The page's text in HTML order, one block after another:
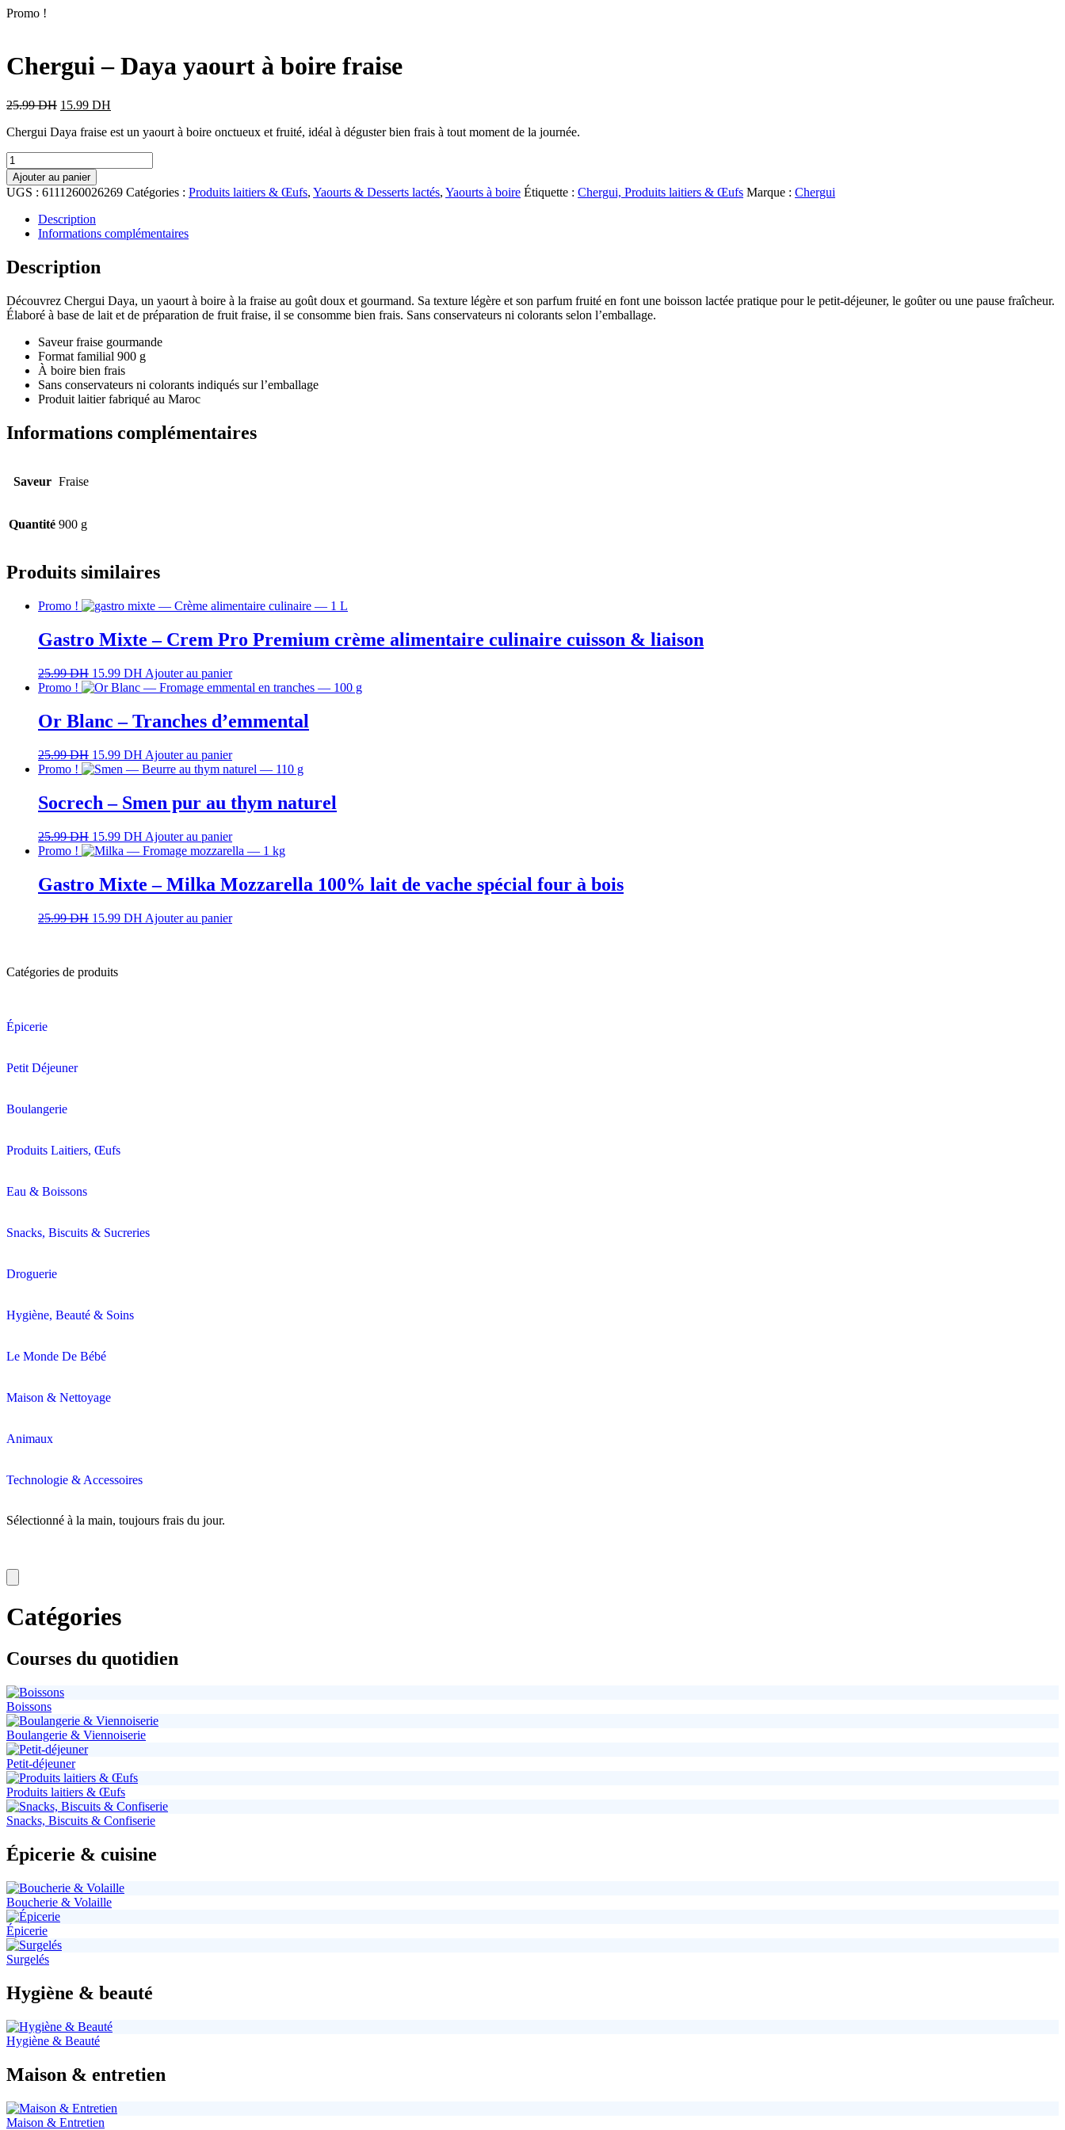
Promo !
Chergui – Daya yaourt à boire fraise
25.99DH 15.99 DH
Chergui Daya fraise est un yaourt à boire onctueux et fruité, idéal à déguster bien frais à tout moment de la journée.
Ajouter au panier
UGS : 6111260026269 Catégories : Produits laitiers & Œufs, Yaourts & Desserts lactés, Yaourts à boire Étiquette : Chergui, Produits laitiers & Œufs Marque : Chergui
Description
Informations complémentaires
Description
Découvrez Chergui Daya, un yaourt à boire à la fraise au goût doux et gourmand. Sa texture légère et son parfum fruité en font une boisson lactée pratique pour le petit-déjeuner, le goûter ou une pause fraîcheur.
Élaboré à base de lait et de préparation de fruit fraise, il se consomme bien frais. Sans conservateurs ni colorants selon l’emballage.
Saveur fraise gourmande
Format familial 900 g
À boire bien frais
Sans conservateurs ni colorants indiqués sur l’emballage
Produit laitier fabriqué au Maroc
Informations complémentaires
Saveur Fraise
Quantité 900 g
Produits similaires
Promo !
Gastro Mixte – Crem Pro Premium crème alimentaire culinaire cuisson & liaison
25.99DH 15.99 DH Ajouter au panier
Promo !
Or Blanc – Tranches d’emmental
25.99DH 15.99 DH Ajouter au panier
Promo !
Socrech – Smen pur au thym naturel
25.99DH 15.99 DH Ajouter au panier
Promo !
Gastro Mixte – Milka Mozzarella 100% lait de vache spécial four à bois
25.99DH 15.99 DH Ajouter au panier
Catégories de produits
Épicerie
Petit Déjeuner
Boulangerie
Produits Laitiers, Œufs
Eau & Boissons
Snacks, Biscuits & Sucreries
Droguerie
Hygiène, Beauté & Soins
Le Monde De Bébé
Maison & Nettoyage
Animaux
Technologie & Accessoires
Sélectionné à la main, toujours frais du jour.
Catégories
Courses du quotidien
Boissons
Boulangerie & Viennoiserie
Petit-déjeuner
Produits laitiers & Œufs
Snacks, Biscuits & Confiserie
Épicerie & cuisine
Boucherie & Volaille
Épicerie
Surgelés
Hygiène & beauté
Hygiène & Beauté
Maison & entretien
Maison & Entretien